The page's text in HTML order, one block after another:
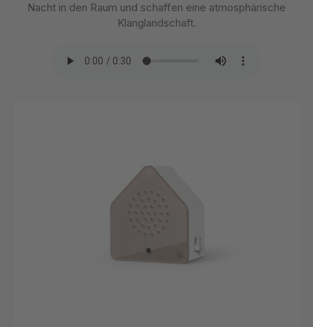
Nacht in den Raum und schaffen eine atmosphärische
Klanglandschaft.